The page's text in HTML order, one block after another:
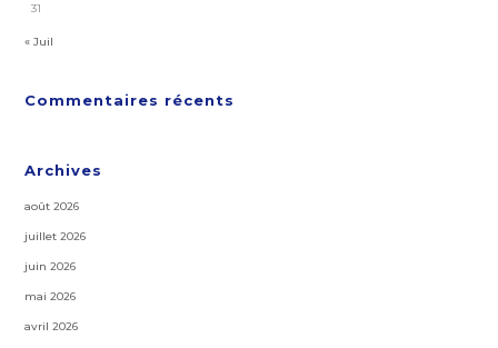
31
« Juil
Commentaires récents
Archives
août 2026
juillet 2026
juin 2026
mai 2026
avril 2026